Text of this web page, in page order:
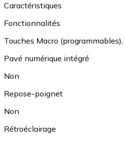
Caractéristiques
Fonctionnalités
Touches Macro (programmables),
Pavé numérique intégré
Non
Repose-poignet
Non
Rétroéclairage